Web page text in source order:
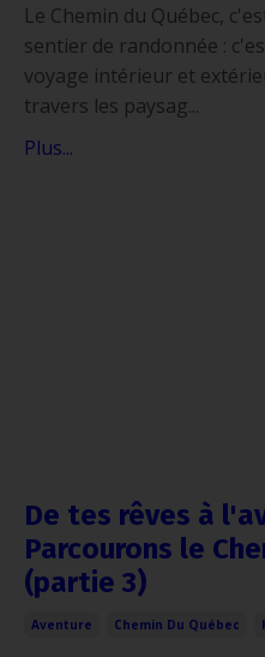
Le Chemin du Québec,
sentier de randonnée :
voyage intérieur et
travers les paysag...
Plus...
De tes rêves à
Parcourons le
(partie 3)
Aventure Chemin Du Québec